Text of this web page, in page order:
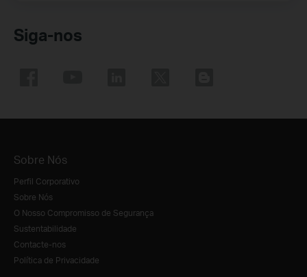
Siga-nos
Sobre Nós
Perfil Corporativo
Sobre Nós
O Nosso Compromisso de Segurança
Sustentabilidade
Contacte-nos
Política de Privacidade